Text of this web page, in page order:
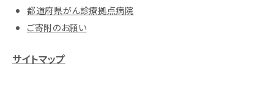
都道府県がん診療拠点病院
ご寄附のお願い
サイトマップ